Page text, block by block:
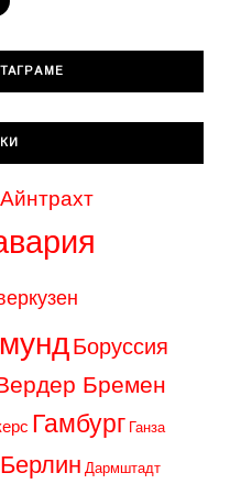
Айнтрахт
Боруссия
Бремен
Гамбург Ганза
Дармштадт